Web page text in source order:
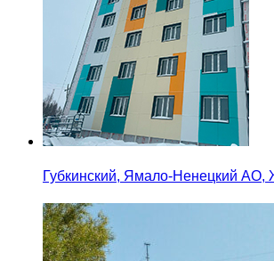
Губкинский, Ямало-Ненецкий АО,